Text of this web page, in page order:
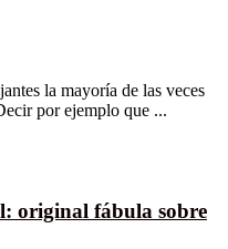
la mayoría de las veces
por ejemplo que ...
original fábula sobre